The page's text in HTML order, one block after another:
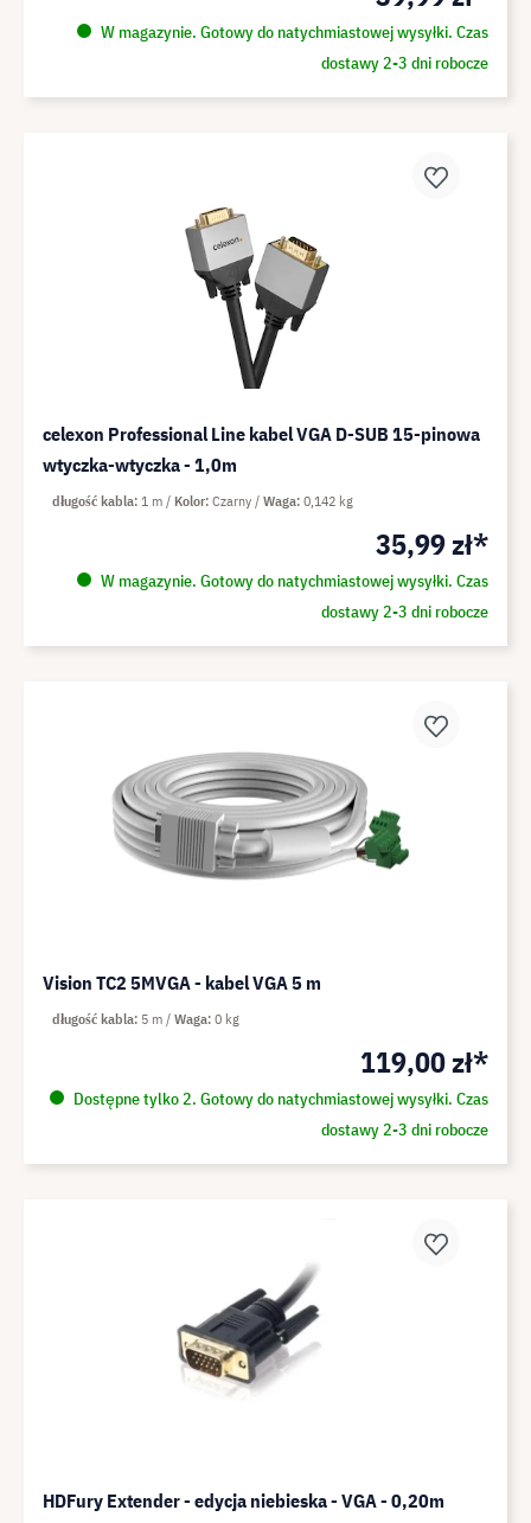
W magazynie. Gotowy do natychmiastowej wysyłki. Czas
dostawy 2-3 dni robocze
celexon Professional Line kabel VGA D-SUB 15-pinowa
wtyczka-wtyczka - 1,0m
35,99 zł*
W magazynie. Gotowy do natychmiastowej wysyłki. Czas
dostawy 2-3 dni robocze
długość kabla 1 m Kolor Czarny Waga 0,142 kg
Vision TC2 5MVGA - kabel VGA 5 m
119,00 zł*
Dostępne tylko 2. Gotowy do natychmiastowej wysyłki. Czas
dostawy 2-3 dni robocze
długość kabla 5 m Waga 0 kg
HDFury Extender - edycja niebieska - VGA - 0,20m